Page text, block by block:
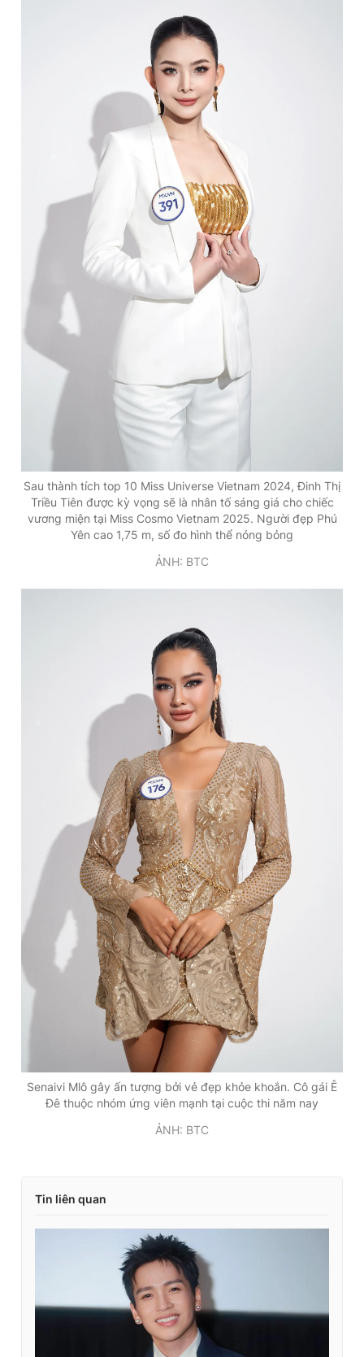
Sau thành tích top 10 Miss Universe Vietnam 2024, Đinh Thị
Triều Tiên được kỳ vọng sẽ là nhân tố sáng giá cho chiếc
vương miện tại Miss Cosmo Vietnam 2025. Người đẹp Phú
Yên cao 1,75 m, số đo hình thể nóng bỏng
ẢNH: BTC
Senaivi Mlô gây ấn tượng bởi vẻ đẹp khỏe khoắn. Cô gái Ê
Đê thuộc nhóm ứng viên mạnh tại cuộc thi năm nay
ẢNH: BTC
Tin liên quan